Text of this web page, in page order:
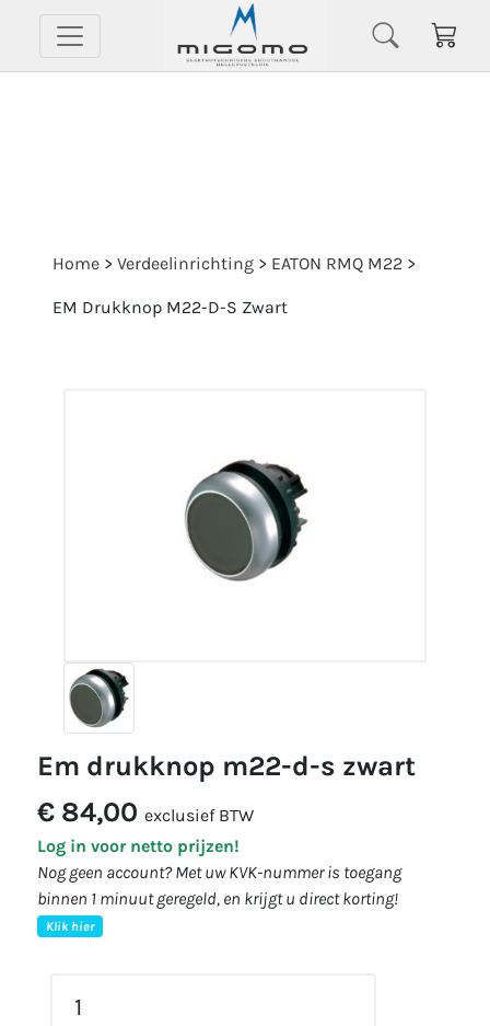
Home > Verdeelinrichting > EATON RMQ M22 >
EM Drukknop M22-D-S Zwart
em drukknop m22-d-s zwart
€ 84,00 exclusief BTW
Log in voor netto prijzen!
Nog geen account? Met uw KVK-nummer is toegang
binnen 1 minuut geregeld, en krijgt u direct korting!
Klik hier